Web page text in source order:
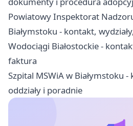
Powiatowy Inspektorat
Białymstoku - kontakt,
Wodociągi Białostockie -
faktura
Szpital MSWiA w Białymstoku
oddziały i poradnie